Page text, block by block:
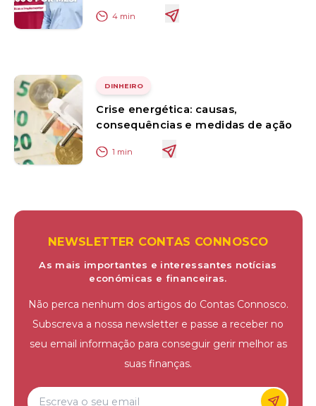
4 min
DINHEIRO
Crise energética: causas,
consequências e medidas de ação
1 min
NEWSLETTER CONTAS CONNOSCO
As mais importantes e interessantes notícias
económicas e financeiras.
Não perca nenhum dos artigos do Contas Connosco.
Subscreva a nossa newsletter e passe a receber no
seu email informação para conseguir gerir melhor as
suas finanças.